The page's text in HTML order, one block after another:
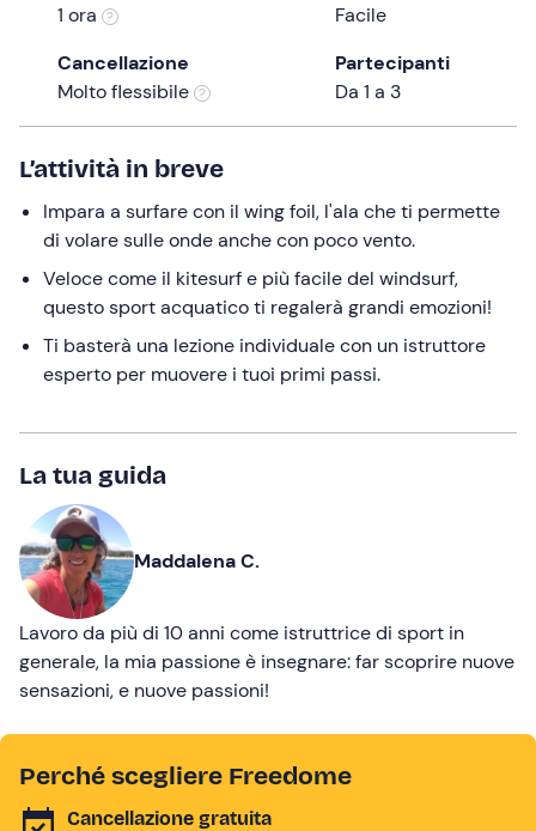
keyboard
shortcuts
for
changing
dates.
1 ora
Facile
Cancellazione
Molto flessibile
Partecipanti
Da 1 a 3
L’attività in breve
Impara a surfare con il wing foil, l'ala che ti permette
di volare sulle onde anche con poco vento.
Veloce come il kitesurf e più facile del windsurf,
questo sport acquatico ti regalerà grandi emozioni!
Ti basterà una lezione individuale con un istruttore
esperto per muovere i tuoi primi passi.
La tua guida
Maddalena C.
Lavoro da più di 10 anni come istruttrice di sport in
generale, la mia passione è insegnare: far scoprire nuove
sensazioni, e nuove passioni!
Perché scegliere Freedome
Cancellazione gratuita